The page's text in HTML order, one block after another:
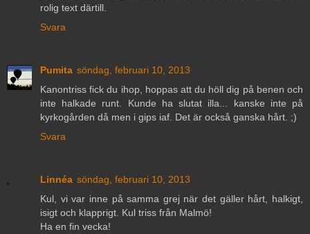
rolig text därtill.
Svara
Pumita söndag, februari 10, 2013
Kanontriss fick du ihop, hoppas att du höll dig på benen och
inte halkade runt. Kunde ha slutat illa... kanske inte på
kyrkogården då men i gips iaf. Det är också ganska hårt. ;)
Svara
Linnéa söndag, februari 10, 2013
Kul, vi var inne på samma grej när det gäller hårt, halkigt,
isigt och klapprigt. Kul triss från Malmö!
Ha en fin vecka!